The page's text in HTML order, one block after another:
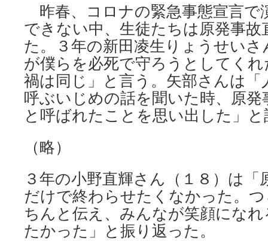
昨春、コロナの緊急事態宣言で
できない中、生徒たちは原発事
た。３年の新田凌生りょうせい
が僕らを必死で守ろうとしてく
禍は同じ」と言う。矢部さんは
呼ぶいじめの話を聞いた時、原発
と呼ばれたことを思い出した」
（略）
３年の小野直輝さん（１８）は
だけで終わらせたくなかった。
ちんと伝え、みんなが笑顔にな
たかった」と振り返った。